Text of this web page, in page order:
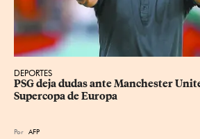
DEPORTES
PSG deja dudas ante Manchester
Supercopa de Europa
Por AFP